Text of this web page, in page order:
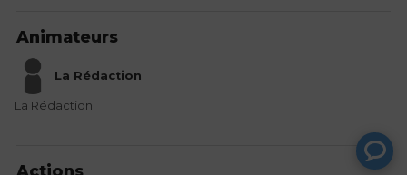
Animateurs
La Rédaction
La Rédaction
Actions